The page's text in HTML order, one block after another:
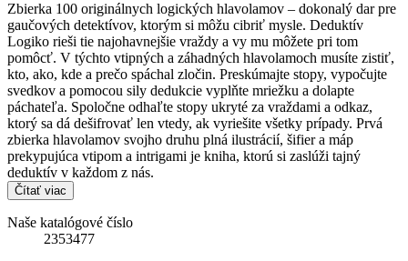
Zbierka 100 originálnych logických hlavolamov – dokonalý dar pre
gaučových detektívov, ktorým si môžu cibriť mysle. Deduktív
Logiko rieši tie najohavnejšie vraždy a vy mu môžete pri tom
pomôcť. V týchto vtipných a záhadných hlavolamoch musíte zistiť,
kto, ako, kde a prečo spáchal zločin. Preskúmajte stopy, vypočujte
svedkov a pomocou sily dedukcie vyplňte mriežku a dolapte
páchateľa. Spoločne odhaľte stopy ukryté za vraždami a odkaz,
ktorý sa dá dešifrovať len vtedy, ak vyriešite všetky prípady. Prvá
zbierka hlavolamov svojho druhu plná ilustrácií, šifier a máp
prekypujúca vtipom a intrigami je kniha, ktorú si zaslúži tajný
deduktív v každom z nás.
Čítať viac
Naše katalógové číslo
2353477